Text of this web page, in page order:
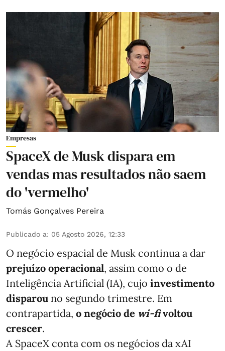
Empresas
SpaceX de Musk dispara em
vendas mas resultados não saem
do 'vermelho'
Tomás Gonçalves Pereira
Publicado a: 05 Agosto 2026, 12:33
O negócio espacial de Musk continua a dar
prejuízo operacional, assim como o de
Inteligência Artificial (IA), cujo investimento
disparou no segundo trimestre. Em
contrapartida, o negócio de wi-fivoltou
crescer.
A SpaceX conta com os negócios da xAI